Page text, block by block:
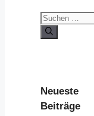
Suchen
nach:
Neueste
Beiträge